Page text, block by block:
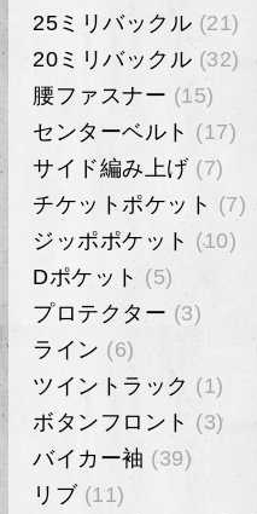
25ミリバックル (21)
20ミリバックル (32)
腰ファスナー (15)
センターベルト (17)
サイド編み上げ (7)
チケットポケット (7)
ジッポポケット (10)
Dポケット (5)
プロテクター (3)
ライン (6)
ツイントラック (1)
ボタンフロント (3)
バイカー袖 (39)
リブ(11)